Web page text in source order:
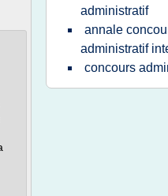
administratif
annale
administratif
concours